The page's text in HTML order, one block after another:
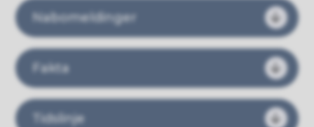
Nabomeldinger
Fakta
Tidslinje